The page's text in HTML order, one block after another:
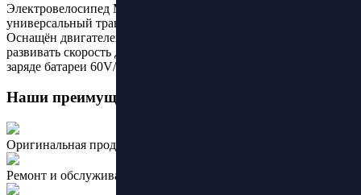
Электровелосипед Maikaolin H10 — мощный и
универсальный транспорт для быстрой и комфортной езды.
Оснащён двигателем мощностью 1000W, который позволяет
развивать скорость до 55 км/ч и проезжать до 170 км на одном
заряде батареи 60V/70Ah., и до 130 км с батареей на 50Ач.
Наши преимущества:
Оригинальная продукция ведущих брендов
Ремонт и обслуживание